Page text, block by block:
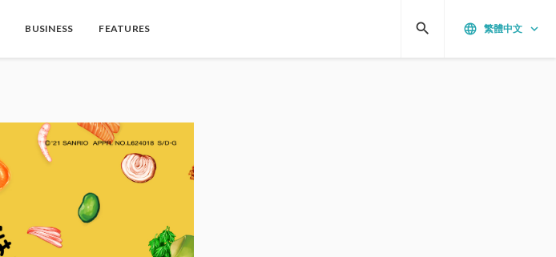
BUSINESS FEATURES language 繁體中文 keyboard_arrow_down
search